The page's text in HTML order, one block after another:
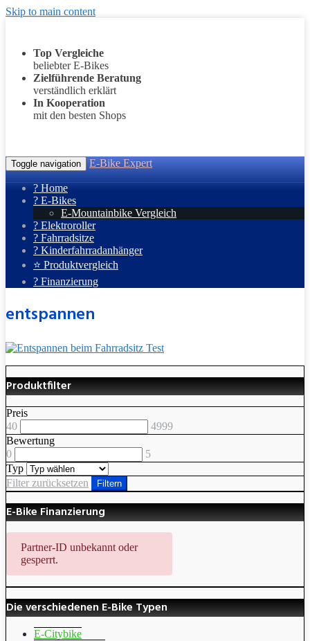
Skip to main content
Top Vergleiche
beliebter E-Bikes
Zielführende Beratung
verständlich erklärt
In Kooperation
mit den besten Shops
Toggle navigation E-Bike Expert
? Home
? E-Bikes
E-Mountainbike Vergleich
? Elektroroller
? Fahrradsitze
? Kinderfahrradanhänger
⭐ Produktvergleich
? Finanzierung
entspannen
Produktfilter
Preis
40
4999
Bewertung
0
5
Typ
Filter zurücksetzen
Filtern
E-Bike Finanzierung
Partner-ID unbekannt oder
gesperrt.
Die verschiedenen E-Bike Typen
E-Citybike